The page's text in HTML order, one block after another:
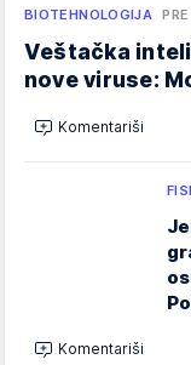
BIOTEHNOLOGIJA
Veštačka
nove viruse:
Komentariši
Komentariši